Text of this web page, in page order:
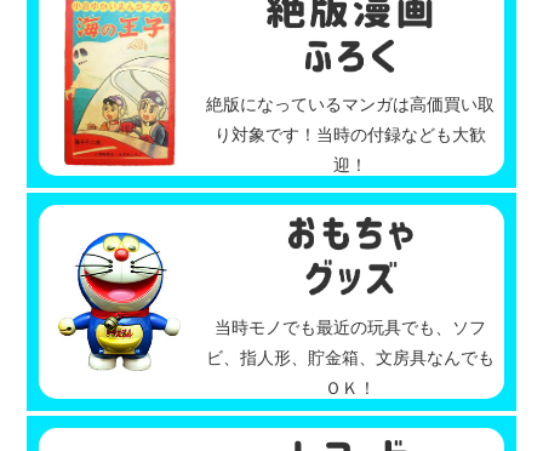
絶版になっているマンガは高価買い取
り対象です！当時の付録なども大歓
迎！
当時モノでも最近の玩具でも、ソフ
ビ、指人形、貯金箱、文房具なんでも
ＯＫ！